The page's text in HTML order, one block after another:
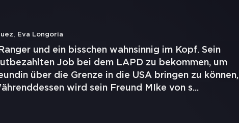
, Eva Longoria
und ein bisschen wahnsinnig im Kopf. Sein
Job bei dem LAPD zu bekommen, um
über die Grenze in die USA bringen zu können,
wird sein Freund MIke von s...